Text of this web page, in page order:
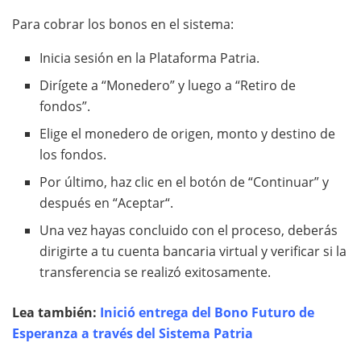
Para cobrar los bonos en el sistema:
Inicia sesión en la Plataforma Patria.
Dirígete a “Monedero” y luego a “Retiro de
fondos”.
Elige el monedero de origen, monto y destino de
los fondos.
Por último, haz clic en el botón de “Continuar” y
después en “Aceptar“.
Una vez hayas concluido con el proceso, deberás
dirigirte a tu cuenta bancaria virtual y verificar si la
transferencia se realizó exitosamente.
Lea también: Inició entrega del Bono Futuro de
Esperanza a través del Sistema Patria